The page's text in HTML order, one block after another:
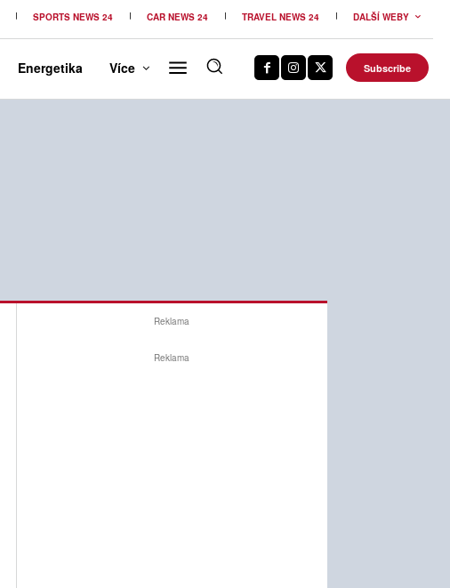
SPORTS NEWS 24 CAR NEWS 24 TRAVEL NEWS 24 DALŠÍ WEBY
Energetika Více Subscribe
Reklama
Reklama